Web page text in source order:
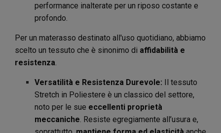
performance inalterate per un riposo costante e
profondo.
Per un materasso destinato all'uso quotidiano, abbiamo
scelto un tessuto che è sinonimo di affidabilità e
resistenza.
Versatilità e Resistenza Durevole: Il tessuto
Stretch in Poliestere è un classico del settore,
noto per le sue eccellenti proprietà
meccaniche. Resiste egregiamente all’usura e,